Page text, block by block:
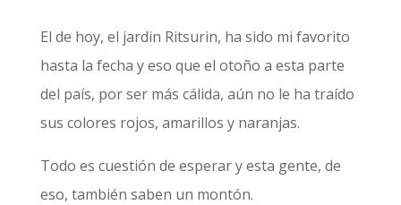
El de hoy, el jardin Ritsurin, ha sido mi favorito
hasta la fecha y eso que el otoño a esta parte
del país, por ser más cálida, aún no le ha traído
sus colores rojos, amarillos y naranjas.
Todo es cuestión de esperar y esta gente, de
eso, también saben un montón.